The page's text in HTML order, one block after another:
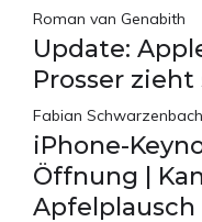
Roman van Genabith
Update:
Prosser zieht
Fabian Schwarzenbach
iPhone-
Öffnung |
Apfelplausch